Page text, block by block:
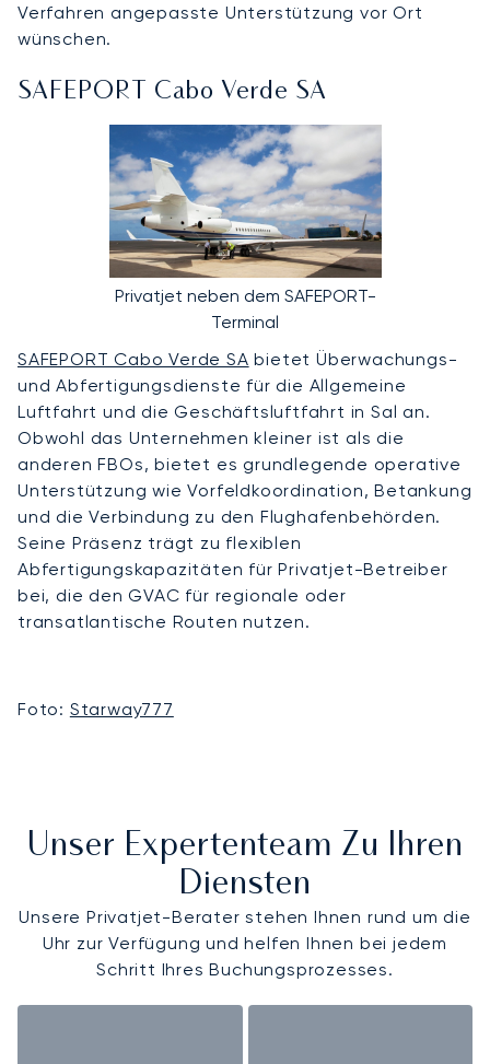
Verfahren angepasste Unterstützung vor Ort
wünschen.
SAFEPORT Cabo Verde SA
Privatjet neben dem SAFEPORT-
Terminal
SAFEPORT Cabo Verde SA bietet Überwachungs-
und Abfertigungsdienste für die Allgemeine
Luftfahrt und die Geschäftsluftfahrt in Sal an.
Obwohl das Unternehmen kleiner ist als die
anderen FBOs, bietet es grundlegende operative
Unterstützung wie Vorfeldkoordination, Betankung
und die Verbindung zu den Flughafenbehörden.
Seine Präsenz trägt zu flexiblen
Abfertigungskapazitäten für Privatjet-Betreiber
bei, die den GVAC für regionale oder
transatlantische Routen nutzen.
Foto: Starway777
Unser Expertenteam Zu Ihren
Diensten
Unsere Privatjet-Berater stehen Ihnen rund um die
Uhr zur Verfügung und helfen Ihnen bei jedem
Schritt Ihres Buchungsprozesses.